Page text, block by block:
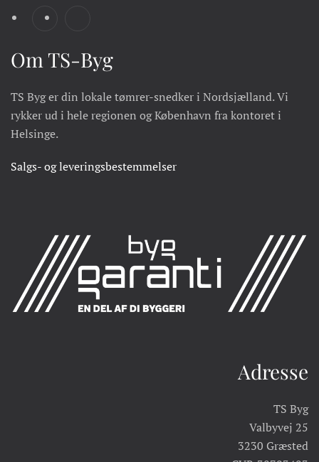
Om TS-Byg
TS Byg er din lokale tømrer-snedker i Nordsjælland. Vi
rykker ud i hele regionen og København fra kontoret i
Helsinge.
Salgs- og leveringsbestemmelser
Adresse
TS Byg
Valbyvej 25
3230 Græsted